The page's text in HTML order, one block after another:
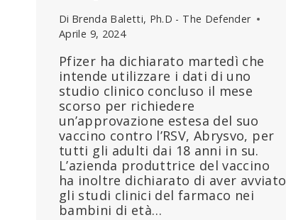
Di Brenda Baletti, Ph.D - The Defender
Aprile 9, 2024
Pfizer ha dichiarato martedì che
intende utilizzare i dati di uno
studio clinico concluso il mese
scorso per richiedere
un’approvazione estesa del suo
vaccino contro l’RSV, Abrysvo, per
tutti gli adulti dai 18 anni in su.
L’azienda produttrice del vaccino
ha inoltre dichiarato di aver avviato
gli studi clinici del farmaco nei
bambini di età…